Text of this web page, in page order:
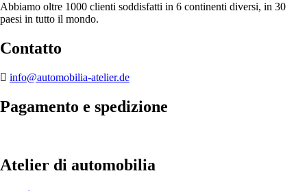
Abbiamo oltre 1000 clienti soddisfatti in 6 continenti diversi, in 30
paesi in tutto il mondo.
Contatto
info@automobilia-atelier.de
Pagamento e spedizione
Atelier di automobilia